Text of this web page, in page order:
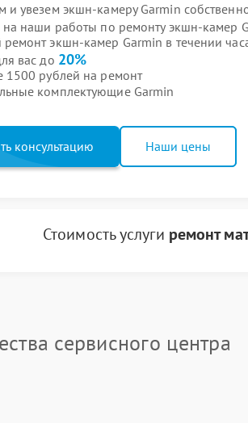
и увезем экшн-камеру Garmin
на наши работы по ремонту экшн-камер
экшн-камер Garmin в течении
вас до 20%
1500 рублей на ремонт
комплектующие Garmin
консультацию Наши цены
Стоимость услуги ремонт
сервисного центра